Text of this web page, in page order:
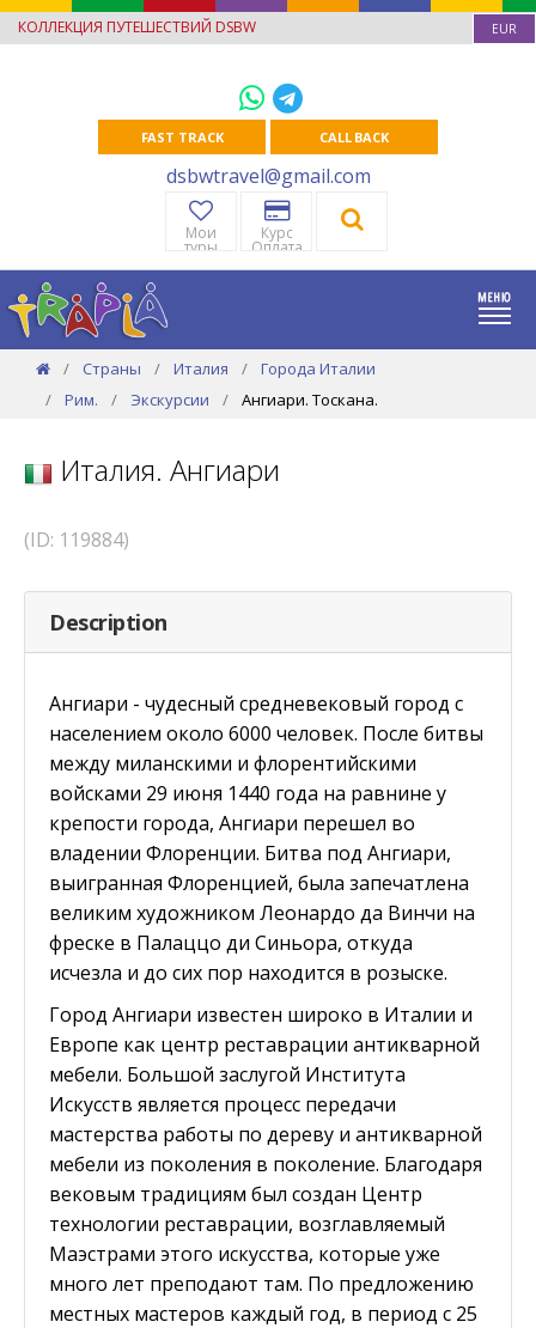
КОЛЛЕКЦИЯ ПУТЕШЕСТВИЙ DSBW EUR
FAST TRACK CALL BACK
dsbwtravel@gmail.com
Мои
туры
Курс
Оплата
Страны Италия
Города Италии
Рим.
Экскурсии Ангиари. Тоскана.
Италия. Ангиари
(ID: 119884)
Description
Ангиари - чудесный средневековый город с
населением около 6000 человек. После битвы
между миланскими и флорентийскими
войсками 29 июня 1440 года на равнине у
крепости города, Ангиари перешел во
владении Флоренции. Битва под Ангиари,
выигранная Флоренцией, была запечатлена
великим художником Леонардо да Винчи на
фреске в Палаццо ди Синьора, откуда
исчезла и до сих пор находится в розыске.
Город Ангиари известен широко в Италии и
Европе как центр реставрации антикварной
мебели. Большой заслугой Института
Искусств является процесс передачи
мастерства работы по дереву и антикварной
мебели из поколения в поколение. Благодаря
вековым традициям был создан Центр
технологии реставрации, возглавляемый
Маэстрами этого искусства, которые уже
много лет преподают там. По предложению
местных мастеров каждый год, в период с 25